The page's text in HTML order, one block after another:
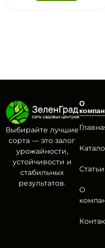
Выбирайте лучшие
сорта — это залог
урожайности,
устойчивости и
стабильных
результатов.
О
Статьи
О